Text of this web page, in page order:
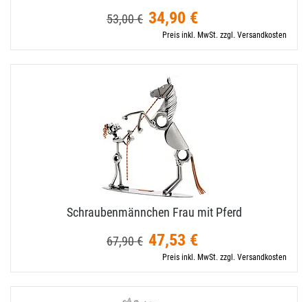
53,00 € 34,90 €
Preis inkl. MwSt. zzgl. Versandkosten
Schraubenmännchen Frau mit Pferd
67,90 € 47,53 €
Preis inkl. MwSt. zzgl. Versandkosten